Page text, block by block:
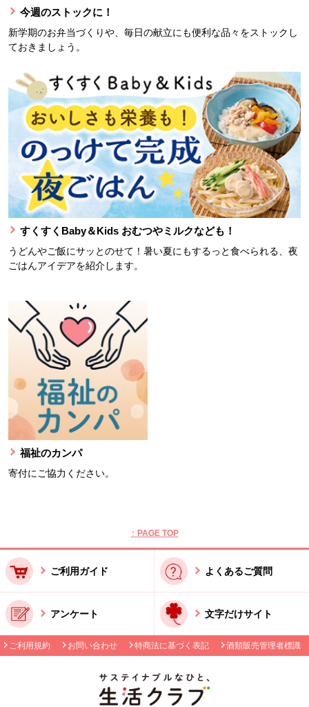
今週のストックに！
新学期のお弁当づくりや、毎日の献立にも便利な品々をストックし
ておきましょう。
すくすくBaby＆Kids おむつやミルクなども！
うどんやご飯にサッとのせて！暑い夏にもするっと食べられる、夜
ごはんアイデアを紹介します。
福祉のカンパ
寄付にご協力ください。
↑ PAGE TOP
ご利用ガイド よくあるご質問
アンケート 文字だけサイト
ご利用規約 お問い合わせ 特商法に基づく表記 酒類販売管理者標識